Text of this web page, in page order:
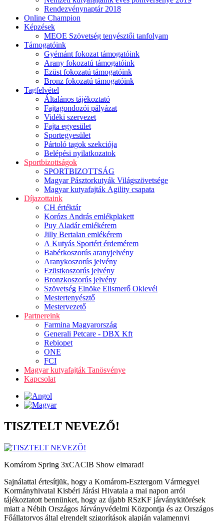
Rendezvénynaptár 2018
Online Champion
Képzések
MEOE Szövetség tenyésztői tanfolyam
Támogatóink
Gyémánt fokozat támogatóink
Arany fokozatú támogatóink
Ezüst fokozatú támogatóink
Bronz fokozatú támogatóink
Tagfelvétel
Általános tájékoztató
Fajtagondozói pályázat
Vidéki szervezet
Fajta egyesület
Sportegyesület
Pártoló tagok szekciója
Belépési nyilatkozatok
Sportbizottságok
SPORTBIZOTTSÁG
Magyar Pásztorkutyák Világszövetsége
Magyar kutyafajták Agility csapata
Díjazottaink
CH értéktár
Korózs András emlékplakett
Puy Aladár emlékérem
Jilly Bertalan emlékérem
A Kutyás Sportért érdemérem
Babérkoszorús aranyjelvény
Aranykoszorús jelvény
Ezüstkoszorús jelvény
Bronzkoszorús jelvény
Szövetség Elnöke Elismerő Oklevél
Mestertenyésztő
Mestervezető
Partnereink
Farmina Magyarország
Generali Petcare - DBX Kft
Rebiopet
ONE
FCI
Magyar kutyafajták Tanösvénye
Kapcsolat
TISZTELT NEVEZŐ!
Komárom Spring 3xCACIB Show elmarad!
Sajnálattal értesítjük, hogy a Komárom-Esztergom Vármegyei
Kormányhivatal Kisbéri Járási Hivatala a mai napon arról
tájékoztatott bennünket, hogy az újabb RSzKF járványkitörések
miatt a Nébih Országos Járványvédelmi Központja és az Országos
Főállatorvos által elrendelt szigorítások alapján valamennyi